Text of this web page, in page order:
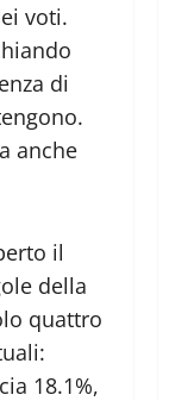
voti.
di
anche
il
della
quattro
18.1%,